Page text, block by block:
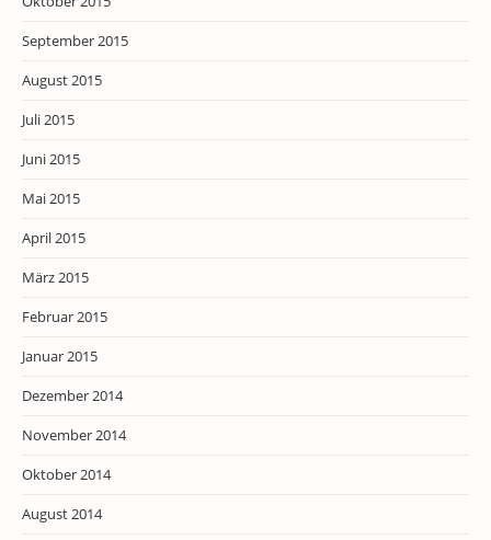
September 2015
August 2015
Juli 2015
Juni 2015
Mai 2015
April 2015
März 2015
Februar 2015
Januar 2015
Dezember 2014
November 2014
Oktober 2014
August 2014